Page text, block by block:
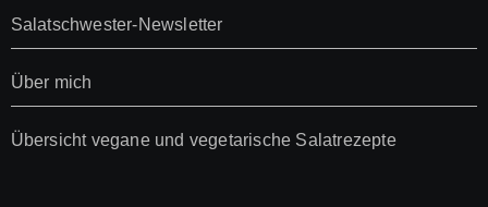
Salatschwester-Newsletter
Über mich
Übersicht vegane und vegetarische Salatrezepte